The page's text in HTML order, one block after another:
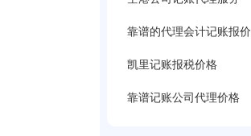
靠谱的代理会计记账报价
凯里记账报税价格
靠谱记账公司代理价格